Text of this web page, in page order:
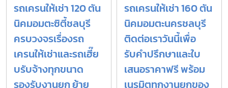
รถเครนให้เช่า 120 ตัน
นิคมอมตะซิตี้ชลบุรี
ครบวงจรเรื่องรถ
เครนให้เช่าและรถเฮี๊ย
บรับจ้างทุกขนาด
รองรับงานยก ย้าย
รถเครนให้เช่า 160 ตัน
นิคมอมตะนครชลบุรี
ติดต่อเราวันนี้เพื่อ
รับคำปรึกษาและใบ
เสนอราคาฟรี พร้อม
เนรมิตทุกงานยกของ